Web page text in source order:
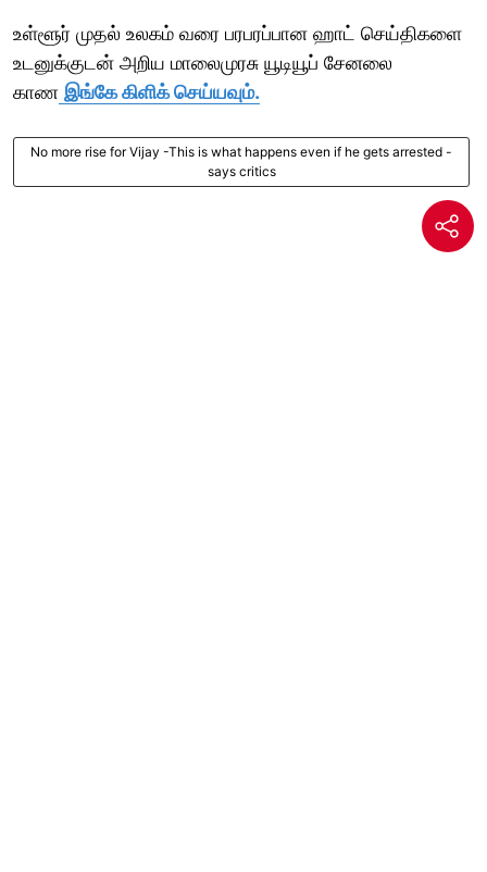
உள்ளூர் முதல் உலகம் வரை பரபரப்பான ஹாட் செய்திகளை
உடனுக்குடன் அறிய மாலைமுரசு யூடியூப் சேனலை
காண இங்கே கிளிக் செய்யவும்.
No more rise for Vijay -This is what happens even if he gets arrested -
says critics